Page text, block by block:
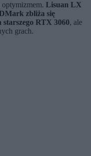
optymizmem. Lisuan LX
zbliża się
RTX 3060, ale
grach.